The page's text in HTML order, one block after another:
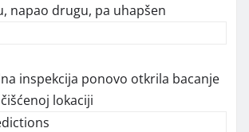
napao drugu, pa uhapšen
inspekcija ponovo otkrila bacanje
lokaciji